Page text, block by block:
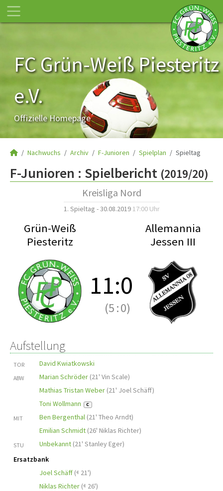
FC Grün-Weiß Piesteritz
e.V.
Offizielle Homepage
Nachwuchs Archiv F-Junioren Spielplan Spieltag
F-Junioren : Spielbericht (2019/20)
Kreisliga Nord
1. Spieltag - 30.08.2019 17:00 Uhr
Grün-Weiß
Piesteritz
Allemannia
Jessen III
11:0
(5:0)
Aufstellung
TOR David Kwiatkowski
ABW Marian Schröder (21' Vin Scale)
Mathias Tristan Weber (21' Joel Schäff)
Toni Wollmann
C
MIT Ben Bergenthal (21' Theo Arndt)
Emilian Schmidt (26' Niklas Richter)
STU Unbekannt (21' Stanley Eger)
Ersatzbank
Joel Schäff ( 21')
Niklas Richter ( 26')